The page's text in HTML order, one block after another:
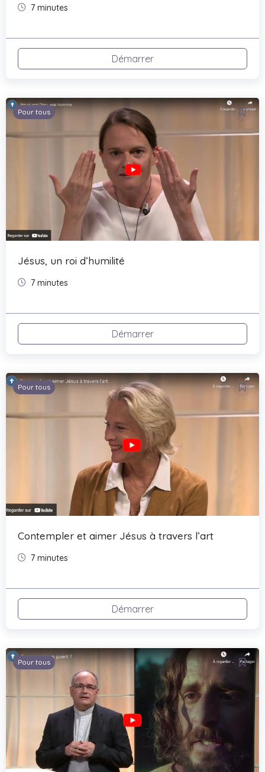
7 minutes
Démarrer
Pour tous
Jésus, un roi d’humilité
7 minutes
Démarrer
Pour tous
Contempler et aimer Jésus à travers l’art
7 minutes
Démarrer
Pour tous